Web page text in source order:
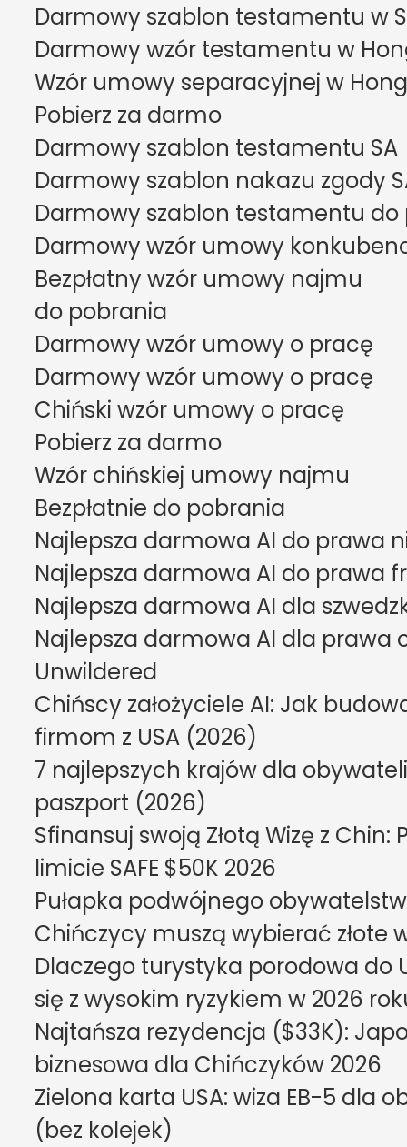
Darmowy szablon testamentu w
Darmowy wzór testamentu w
Wzór umowy separacyjnej w
Pobierz za darmo
Darmowy szablon testamentu SA
Darmowy szablon nakazu zgody
Darmowy szablon testamentu do
Darmowy wzór umowy
Bezpłatny wzór umowy najmu
do pobrania
Darmowy wzór umowy o pracę
Darmowy wzór umowy o pracę
Chiński wzór umowy o pracę
Pobierz za darmo
Wzór chińskiej umowy najmu
Bezpłatnie do pobrania
Najlepsza darmowa AI do prawa
Najlepsza darmowa AI do prawa
Najlepsza darmowa AI dla
Najlepsza darmowa AI dla prawa
Unwildered
Chińscy założyciele AI: Jak
firmom z USA (2026)
7 najlepszych krajów dla
paszport (2026)
Sfinansuj swoją Złotą Wizę z Chin:
limicie SAFE $50K 2026
Pułapka podwójnego
Chińczycy muszą wybierać złote
Dlaczego turystyka porodowa do
się z wysokim ryzykiem w 2026
Najtańsza rezydencja ($33K):
biznesowa dla Chińczyków 2026
Zielona karta USA: wiza EB-5 dla
(bez kolejek)